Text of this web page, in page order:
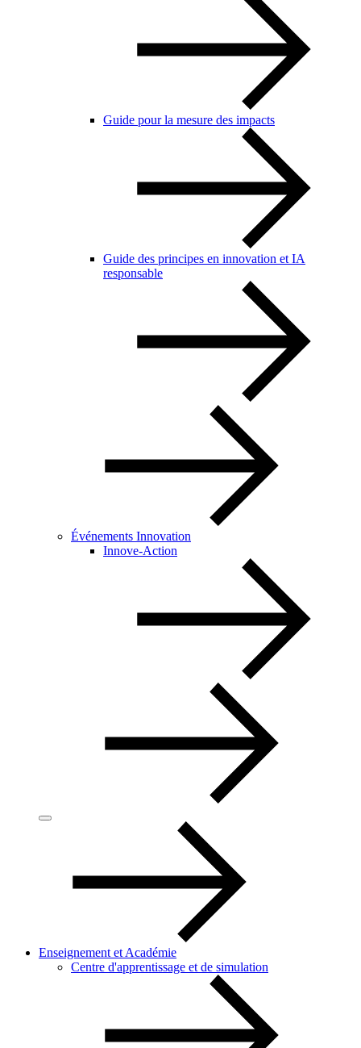
Guide pour la mesure des impacts
Guide des principes en innovation et IA
responsable
Événements Innovation
Innove-Action
Enseignement et Académie
Centre d'apprentissage et de simulation